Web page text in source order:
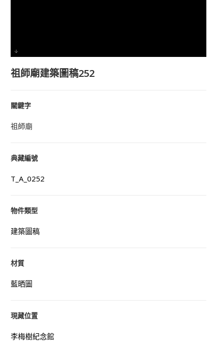
祖師廟建築圖稿252
關鍵字
祖師廟
典藏編號
T_A_0252
物件類型
建築圖稿
材質
藍晒圖
現藏位置
李梅樹紀念館